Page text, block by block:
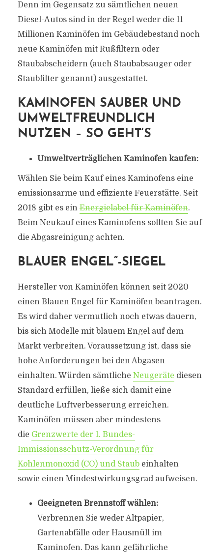
Denn im Gegensatz zu sämtlichen neuen
Diesel-Autos sind in der Regel weder die 11
Millionen Kaminöfen im Gebäudebestand noch
neue Kaminöfen mit Rußfiltern oder
Staubabscheidern (auch Staubabsauger oder
Staubfilter genannt) ausgestattet.
KAMINOFEN SAUBER UND
UMWELTFREUNDLICH
NUTZEN – SO GEHT‘S
Umweltverträglichen Kaminofen kaufen:
Wählen Sie beim Kauf eines Kaminofens eine
emissionsarme und effiziente Feuerstätte. Seit
2018 gibt es einEnergielabel für Kaminöfen.
Beim Neukauf eines Kaminofens sollten Sie auf
die Abgasreinigung achten.
BLAUER ENGEL“-SIEGEL
Hersteller von Kaminöfen können seit 2020
einen Blauen Engel für Kaminöfen beantragen.
Es wird daher vermutlich noch etwas dauern,
bis sich Modelle mit blauem Engel auf dem
Markt verbreiten. Voraussetzung ist, dass sie
hohe Anforderungen bei den Abgasen
einhalten. Würden sämtliche Neugeräte diesen
Standard erfüllen, ließe sich damit eine
deutliche Luftverbesserung erreichen.
Kaminöfen müssen aber mindestens
die Grenzwerte der 1. Bundes-
Immissionsschutz-Verordnung für
Kohlenmonoxid (CO) und Staubeinhalten
sowie einen Mindestwirkungsgrad aufweisen.
Geeigneten Brennstoff wählen:
Verbrennen Sie weder Altpapier,
Gartenabfälle oder Hausmüll im
Kaminofen. Das kann gefährliche